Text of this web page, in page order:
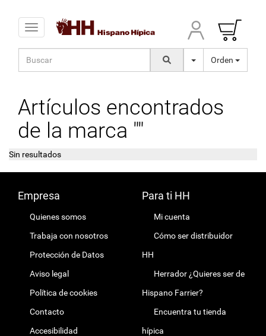
Toggle navigation
Orden
Artículos encontrados
de la marca ""
Sin resultados
Empresa
Quienes somos
Trabaja con nosotros
Protección de Datos
Aviso legal
Política de cookies
Contacto
Accesibilidad
Para ti HH
Mi cuenta
Cómo ser distribuidor
HH
Herrador ¿Quieres ser de
Hispano Farrier?
Encuentra tu tienda
hípica